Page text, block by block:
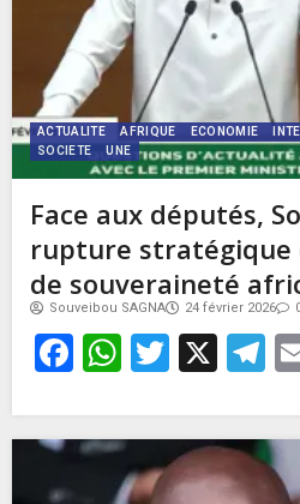
ACTUALITE AFRIQUE ECONOMIE
SOCIETE
UNE
Face aux députés,
rupture stratégique
de souveraineté
Souveibou SAGNA 24 février 2026
Facebook
X